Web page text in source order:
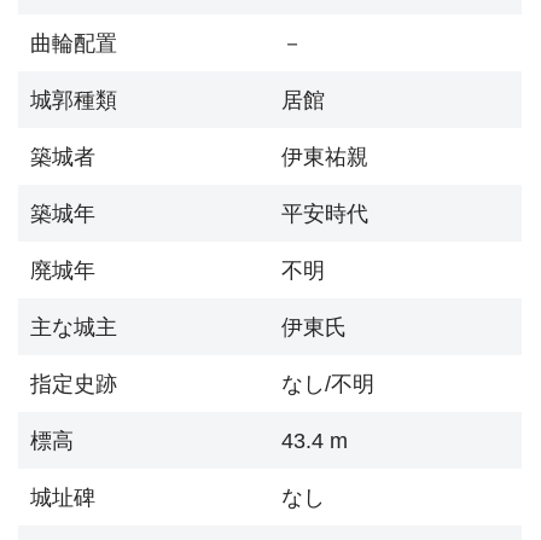
曲輪配置 －
城郭種類 居館
築城者 伊東祐親
築城年 平安時代
廃城年 不明
主な城主 伊東氏
指定史跡 なし/不明
標高 43.4 m
城址碑 なし